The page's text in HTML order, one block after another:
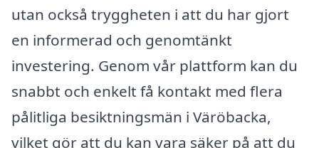
utan också tryggheten i att du har gjort
en informerad och genomtänkt
investering. Genom vår plattform kan du
snabbt och enkelt få kontakt med flera
pålitliga besiktningsmän i Väröbacka,
vilket gör att du kan vara säker på att du